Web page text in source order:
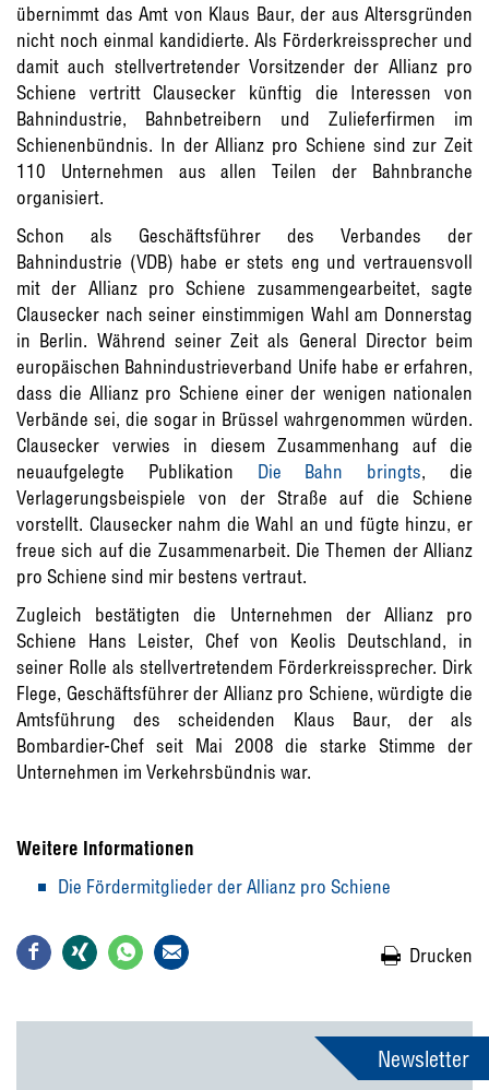
übernimmt das Amt von Klaus Baur, der aus Altersgründen
nicht noch einmal kandidierte. Als Förderkreissprecher und
damit auch stellvertretender Vorsitzender der Allianz pro
Schiene vertritt Clausecker künftig die Interessen von
Bahnindustrie, Bahnbetreibern und Zulieferfirmen im
Schienenbündnis. In der Allianz pro Schiene sind zur Zeit
110 Unternehmen aus allen Teilen der Bahnbranche
organisiert.
Schon als Geschäftsführer des Verbandes der
Bahnindustrie (VDB) habe er stets eng und vertrauensvoll
mit der Allianz pro Schiene zusammengearbeitet, sagte
Clausecker nach seiner einstimmigen Wahl am Donnerstag
in Berlin. Während seiner Zeit als General Director beim
europäischen Bahnindustrieverband Unife habe er erfahren,
dass die Allianz pro Schiene einer der wenigen nationalen
Verbände sei, die sogar in Brüssel wahrgenommen würden.
Clausecker verwies in diesem Zusammenhang auf die
neuaufgelegte Publikation Die Bahn bringts, die
Verlagerungsbeispiele von der Straße auf die Schiene
vorstellt. Clausecker nahm die Wahl an und fügte hinzu, er
freue sich auf die Zusammenarbeit. Die Themen der Allianz
pro Schiene sind mir bestens vertraut.
Zugleich bestätigten die Unternehmen der Allianz pro
Schiene Hans Leister, Chef von Keolis Deutschland, in
seiner Rolle als stellvertretendem Förderkreissprecher. Dirk
Flege, Geschäftsführer der Allianz pro Schiene, würdigte die
Amtsführung des scheidenden Klaus Baur, der als
Bombardier-Chef seit Mai 2008 die starke Stimme der
Unternehmen im Verkehrsbündnis war.
Weitere Informationen
Die Fördermitglieder der Allianz pro Schiene
Drucken
Newsletter